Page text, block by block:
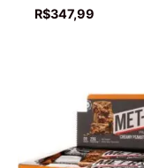
R$347,99